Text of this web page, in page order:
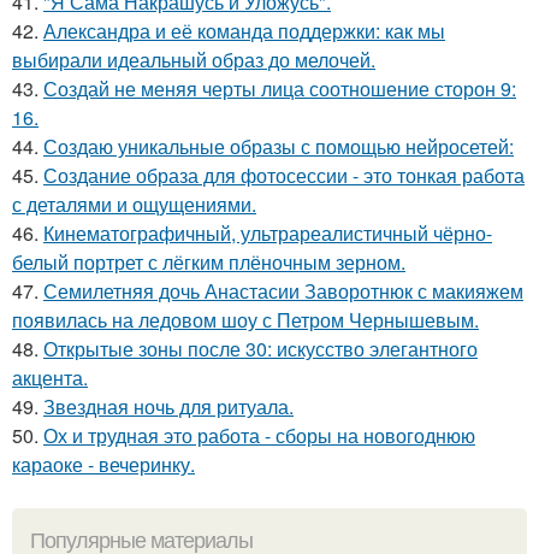
42. Александра и её команда поддержки: как мы
выбирали идеальный образ до мелочей.
43. Создай не меняя черты лица соотношение сторон 9:
16.
44. Создаю уникальные образы с помощью нейросетей:
45. Создание образа для фотосессии - это тонкая работа
с деталями и ощущениями.
46. Кинематографичный, ультрареалистичный чёрно-
белый портрет с лёгким плёночным зерном.
47. Семилетняя дочь Анастасии Заворотнюк с макияжем
появилась на ледовом шоу с Петром Чернышевым.
48. Открытые зоны после 30: искусство элегантного
акцента.
49. Звездная ночь для ритуала.
50. Ох и трудная это работа - сборы на новогоднюю
караоке - вечеринку.
Популярные материалы